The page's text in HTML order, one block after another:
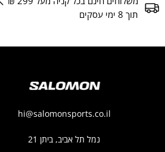
תוך 8 ימי עסקים
hi@salomonsports.co.il
נמל תל אביב, ביתן 21